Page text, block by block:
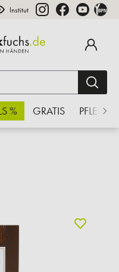
Institut
% GRATIS PFLEGE